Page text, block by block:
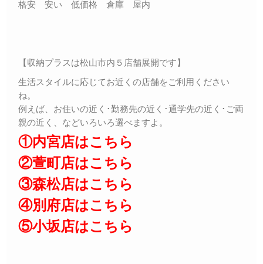
格安 安い 低価格 倉庫 屋内
【収納プラスは松山市内５店舗展開です】
生活スタイルに応じてお近くの店舗をご利用ください
ね。
例えば、お住いの近く･勤務先の近く･通学先の近く･ご両
親の近く、などいろいろ選べますよ。
①内宮店はこちら
②萱町店はこちら
③森松店はこちら
④別府店はこちら
⑤小坂店はこちら